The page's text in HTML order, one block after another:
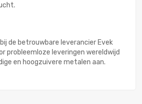
de betrouwbare leverancier Evek
probleemloze leveringen wereldwijd
en hoogzuivere metalen aan.